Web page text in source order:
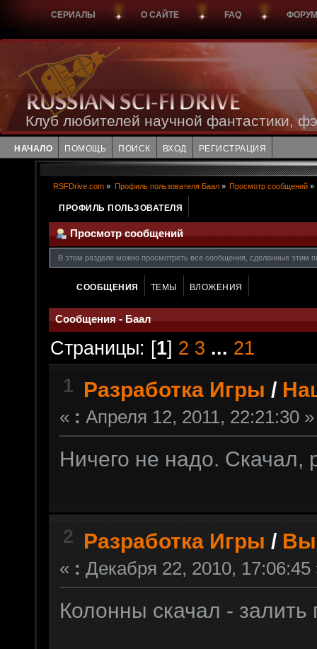
СЕРИАЛЫ О САЙТЕ FAQ ФОРУМ
Клуб любителей научной фантастики,
НАЧАЛО ПОМОЩЬ ПОИСК ВХОД РЕГИСТРАЦИЯ
RSFDrive.com » Профиль пользователя Баал» Просмотр сообщений»
ПРОФИЛЬ ПОЛЬЗОВАТЕЛЯ
Просмотр сообщений
В этом разделе можно просмотреть все сообщения, сделанные этим
СООБЩЕНИЯ ТЕМЫ ВЛОЖЕНИЯ
Сообщения - Баал
Страницы: [1] 2 3 ... 21
1 Разработка Игры /
« : Апреля 12, 2011, 22:21:30 »
Ничего не надо. Скачал,
2 Разработка Игры /
« : Декабря 22, 2010, 17:06:45
Колонны скачал - залить